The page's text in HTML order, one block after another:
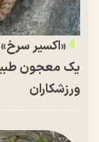
«اکسیر
یک معجون
ورزشکاران